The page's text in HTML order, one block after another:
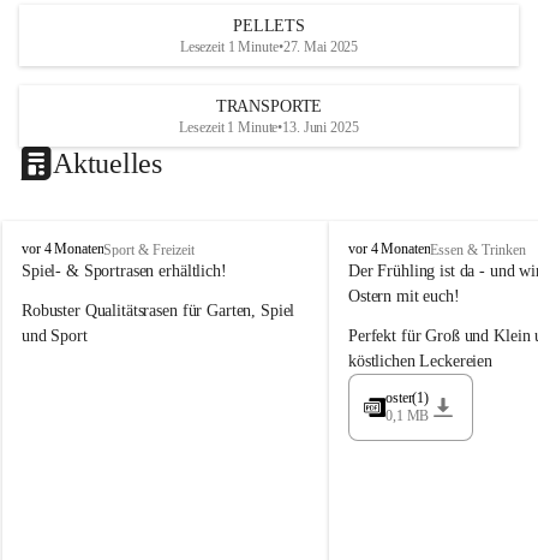
PELLETS
Lesezeit 1 Minute•27. Mai 2025
TRANSPORTE
Lesezeit 1 Minute•13. Juni 2025
Aktuelles
M
a
e
r
vor 4 MonatenSport & Freizeit
Spiel- & Sportrasen erhältlich!
Robuster Qualitätsrasen für Garten, Spiel
und Sport
M
a
y
r
G
ü
e
vor 4 MonatenEssen & Trinken
Der Frühling ist da - und
Ostern mit euch!
Perfekt für Groß und Klein
köstlichen Leckereien
oster(1)
0,1 MB